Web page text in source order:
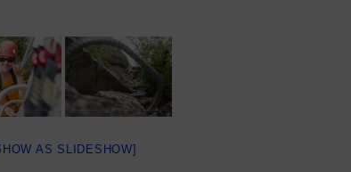
AS SLIDESHOW]